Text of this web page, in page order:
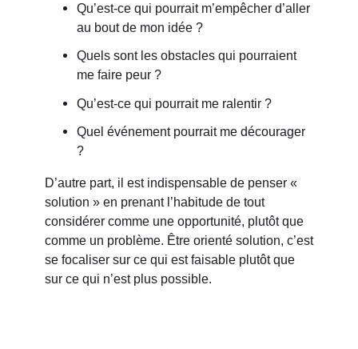
Qu’est-ce qui pourrait m’empêcher d’aller
au bout de mon idée ?
Quels sont les obstacles qui pourraient
me faire peur ?
Qu’est-ce qui pourrait me ralentir ?
Quel événement pourrait me décourager
?
D’autre part, il est indispensable de penser «
solution » en prenant l’habitude de tout
considérer comme une opportunité, plutôt que
comme un problème. Être orienté solution, c’est
se focaliser sur ce qui est faisable plutôt que
sur ce qui n’est plus possible.